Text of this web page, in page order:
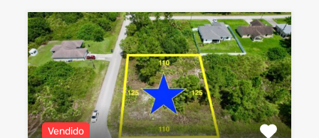
Vendido